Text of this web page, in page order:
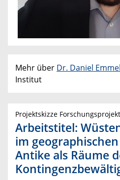
Mehr über Dr. Daniel
Institut
Projektskizze Forschungsprojekt
Arbeitstitel:
im
Antike als Räume